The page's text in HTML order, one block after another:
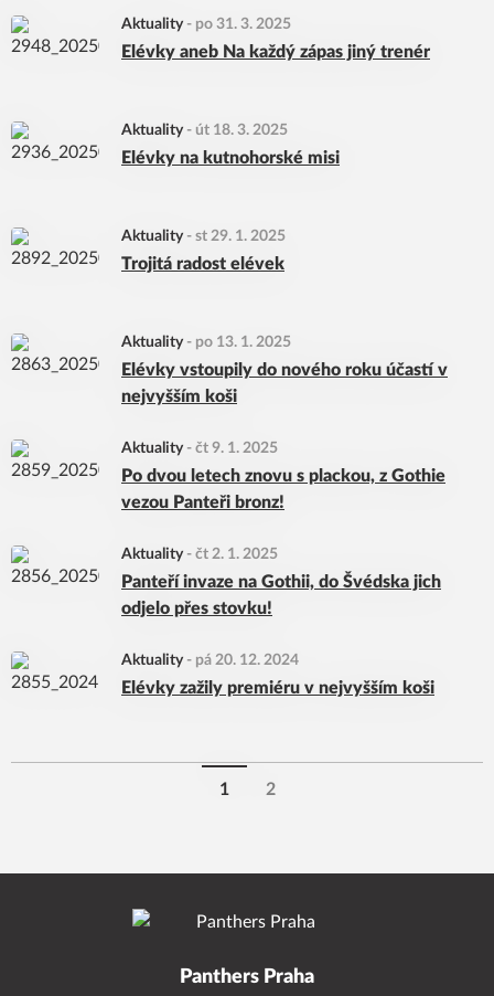
Aktuality - po 31. 3. 2025
Elévky aneb Na každý zápas jiný trenér
Aktuality - út 18. 3. 2025
Elévky na kutnohorské misi
Aktuality - st 29. 1. 2025
Trojitá radost elévek
Aktuality - po 13. 1. 2025
Elévky vstoupily do nového roku účastí v
nejvyšším koši
Aktuality - čt 9. 1. 2025
Po dvou letech znovu s plackou, z Gothie
vezou Panteři bronz!
Aktuality - čt 2. 1. 2025
Panteří invaze na Gothii, do Švédska jich
odjelo přes stovku!
Aktuality - pá 20. 12. 2024
Elévky zažily premiéru v nejvyšším koši
1 2
Panthers Praha